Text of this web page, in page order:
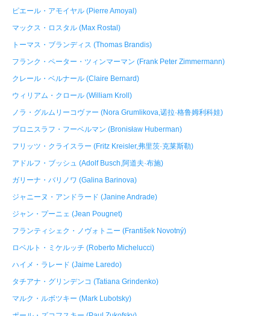
ピエール・アモイヤル (Pierre Amoyal)
マックス・ロスタル (Max Rostal)
トーマス・ブランディス (Thomas Brandis)
フランク・ペーター・ツィンマーマン (Frank Peter Zimmermann)
クレール・ベルナール (Claire Bernard)
ウィリアム・クロール (William Kroll)
ノラ・グルムリーコヴァー (Nora Grumlikova,诺拉·格鲁姆利科娃)
ブロニスラフ・フーベルマン (Bronisław Huberman)
フリッツ・クライスラー (Fritz Kreisler,弗里茨·克莱斯勒)
アドルフ・ブッシュ (Adolf Busch,阿道夫·布施)
ガリーナ・バリノワ (Galina Barinova)
ジャニーヌ・アンドラード (Janine Andrade)
ジャン・プーニェ (Jean Pougnet)
フランティシェク・ノヴォトニー (František Novotný)
ロベルト・ミケルッチ (Roberto Michelucci)
ハイメ・ラレード (Jaime Laredo)
タチアナ・グリンデンコ (Tatiana Grindenko)
マルク・ルボツキー (Mark Lubotsky)